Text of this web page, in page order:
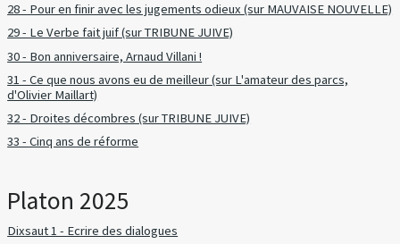
28 - Pour en finir avec les jugements odieux (sur MAUVAISE NOUVELLE)
29 - Le Verbe fait juif (sur TRIBUNE JUIVE)
30 - Bon anniversaire, Arnaud Villani !
31 - Ce que nous avons eu de meilleur (sur L'amateur des parcs,
d'Olivier Maillart)
32 - Droites décombres (sur TRIBUNE JUIVE)
33 - Cinq ans de réforme
Platon 2025
Dixsaut 1 - Ecrire des dialogues